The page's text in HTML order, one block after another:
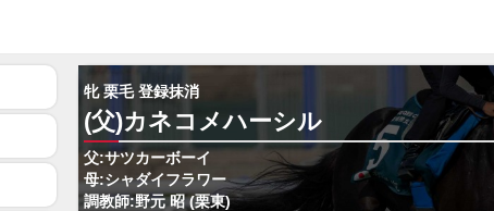
牝 栗毛 登録抹消
(父)カネコメハーシル
父:サツカーボーイ
母:シャダイフラワー
調教師:野元 昭 (栗東)